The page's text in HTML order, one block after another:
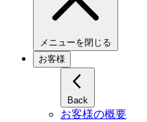
メニューを閉じる
お客様
Back
お客様の概要